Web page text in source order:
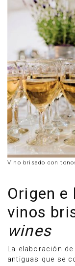
Vino brisado con
Origen
vinos
wines
La elaboración
antiguas que se